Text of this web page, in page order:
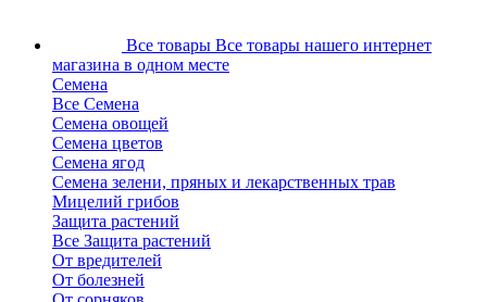
Все товары Все товары нашего интернет
магазина в одном месте
Семена
Все Семена
Семена овощей
Семена цветов
Семена ягод
Семена зелени, пряных и лекарственных трав
Мицелий грибов
Защита растений
Все Защита растений
От вредителей
От болезней